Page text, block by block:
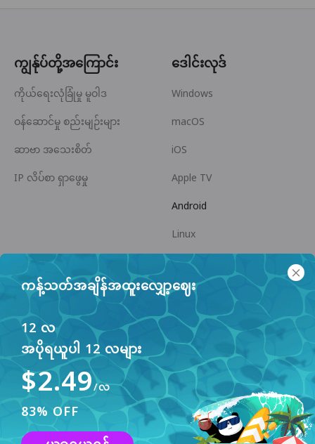
ကန့်သတ်အချိန်အထူးလျှော့ဈေး
12 လ
အပိုရယူပါ 12 လများ
$2.49/လ
83% OFF
ကျွန်ုပ်တို့အကြောင်း
ကိုယ်ရေးလုံခြုံမှု မူဝါဒ
ဝန်ဆောင်မှု စည်းမျဉ်းများ
ဆာဗာ အသေးစိတ်
IP လိပ်စာ ရှာဖွေမှု
ဒေါင်းလုဒ်
Windows
macOS
iOS
Apple TV
Android
Linux
Android TV
အကူအညီ စင်တာ
panda7x24@gmail.com
ပြဿနာများ
ပူးပေါင်းဆောင်ရွက်မှု
မိတ်ဖက်ဖြစ်ပါ
ငွေပေးချေမှု နည်းလမ်း
ဤဝဘ်ဆိုက်သည် အသုံးပြုသူ အတွေ့အကြုံ မြှင့်တင်ရန်
cookies များကို အသုံးပြုသည်။ ပိုမို သိရှိရန်